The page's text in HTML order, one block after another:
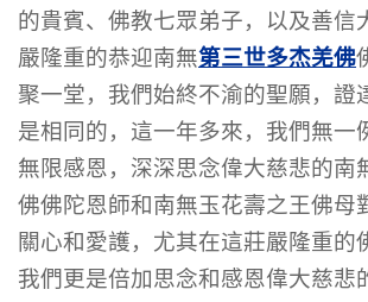
的貴賓、佛教七眾弟子，以及善信
嚴隆重的恭迎南無第三世多杰羌佛
聚一堂，我們始終不渝的聖願，證
是相同的，這一年多來，我們無一
無限感恩，深深思念偉大慈悲的南
佛佛陀恩師和南無玉花壽之王佛母
關心和愛護，尤其在這莊嚴隆重的
我們更是倍加思念和感恩偉大慈悲